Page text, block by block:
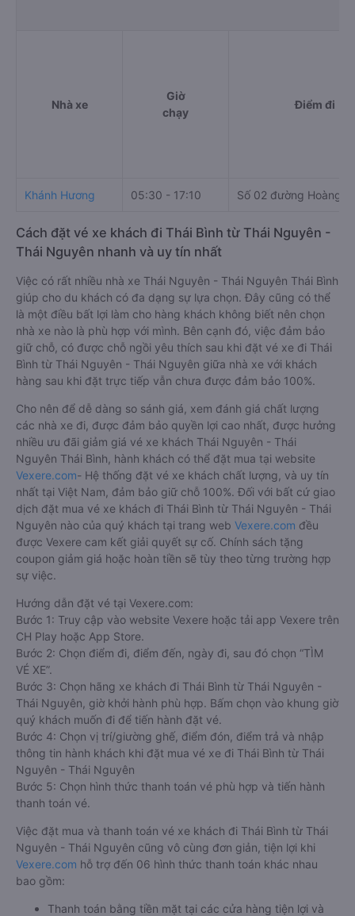
Nhà xe
Giờ
chạy
Điểm đi
Khánh Hương 05:30 - 17:10 Số 02 đường Hoàng
Cách đặt vé xe khách đi Thái Bình từ Thái Nguyên -
Thái Nguyên nhanh và uy tín nhất
Việc có rất nhiều nhà xe Thái Nguyên - Thái Nguyên Thái Bình
giúp cho du khách có đa dạng sự lựa chọn. Đây cũng có thể
là một điều bất lợi làm cho hàng khách không biết nên chọn
nhà xe nào là phù hợp với mình. Bên cạnh đó, việc đảm bảo
giữ chỗ, có được chỗ ngồi yêu thích sau khi đặt vé xe đi Thái
Bình từ Thái Nguyên - Thái Nguyên giữa nhà xe với khách
hàng sau khi đặt trực tiếp vẫn chưa được đảm bảo 100%.
Cho nên để dễ dàng so sánh giá, xem đánh giá chất lượng
các nhà xe đi, được đảm bảo quyền lợi cao nhất, được hưởng
nhiều ưu đãi giảm giá vé xe khách Thái Nguyên - Thái
Nguyên Thái Bình, hành khách có thể đặt mua tại website
Vexere.com- Hệ thống đặt vé xe khách chất lượng, và uy tín
nhất tại Việt Nam, đảm bảo giữ chỗ 100%. Đối với bất cứ giao
dịch đặt mua vé xe khách đi Thái Bình từ Thái Nguyên - Thái
Nguyên nào của quý khách tại trang web Vexere.com đều
được Vexere cam kết giải quyết sự cố. Chính sách tặng
coupon giảm giá hoặc hoàn tiền sẽ tùy theo từng trường hợp
sự việc.
Hướng dẫn đặt vé tại Vexere.com:
Bước 1: Truy cập vào website Vexere hoặc tải app Vexere trên
CH Play hoặc App Store.
Bước 2: Chọn điểm đi, điểm đến, ngày đi, sau đó chọn “TÌM
VÉ XE”.
Bước 3: Chọn hãng xe khách đi Thái Bình từ Thái Nguyên -
Thái Nguyên, giờ khởi hành phù hợp. Bấm chọn vào khung giờ
quý khách muốn đi để tiến hành đặt vé.
Bước 4: Chọn vị trí/giường ghế, điểm đón, điểm trả và nhập
thông tin hành khách khi đặt mua vé xe đi Thái Bình từ Thái
Nguyên - Thái Nguyên
Bước 5: Chọn hình thức thanh toán vé phù hợp và tiến hành
thanh toán vé.
Việc đặt mua và thanh toán vé xe khách đi Thái Bình từ Thái
Nguyên - Thái Nguyên cũng vô cùng đơn giản, tiện lợi khi
Vexere.com hỗ trợ đến 06 hình thức thanh toán khác nhau
bao gồm:
Thanh toán bằng tiền mặt tại các cửa hàng tiện lợi và